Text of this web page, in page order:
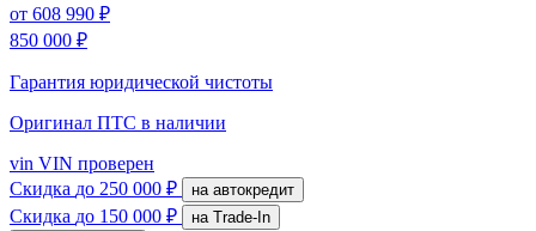
от 608 990 ₽
850 000 ₽
Гарантия юридической чистоты
Оригинал ПТС в наличии
vin VIN проверен
Скидка до 250 000 ₽ на автокредит
Скидка до 150 000 ₽
на Trade-In